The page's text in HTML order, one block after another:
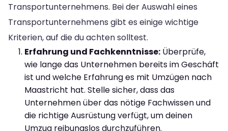
Transportunternehmens. Bei der Auswahl eines
Transportunternehmens gibt es einige wichtige
Kriterien, auf die du achten solltest.
Erfahrung und Fachkenntnisse: Überprüfe,
wie lange das Unternehmen bereits im Geschäft
ist und welche Erfahrung es mit Umzügen nach
Maastricht hat. Stelle sicher, dass das
Unternehmen über das nötige Fachwissen und
die richtige Ausrüstung verfügt, um deinen
Umzug reibungslos durchzuführen.